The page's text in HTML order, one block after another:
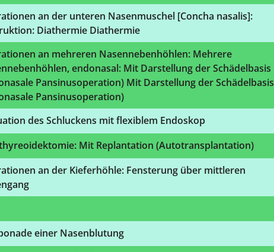
an der unteren Nasenmuschel [Concha nasalis]:
Diathermie Diathermie
an mehreren Nasennebenhöhlen: Mehrere
endonasal: Mit Darstellung der Schädelbasis
Pansinusoperation) Mit Darstellung der Schädelbasis
Pansinusoperation)
des Schluckens mit flexiblem Endoskop
Mit Replantation (Autotransplantation)
an der Kieferhöhle: Fensterung über mittleren
einer Nasenblutung